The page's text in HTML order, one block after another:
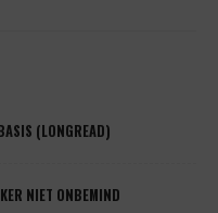
(LONGREAD)
NIET ONBEMIND